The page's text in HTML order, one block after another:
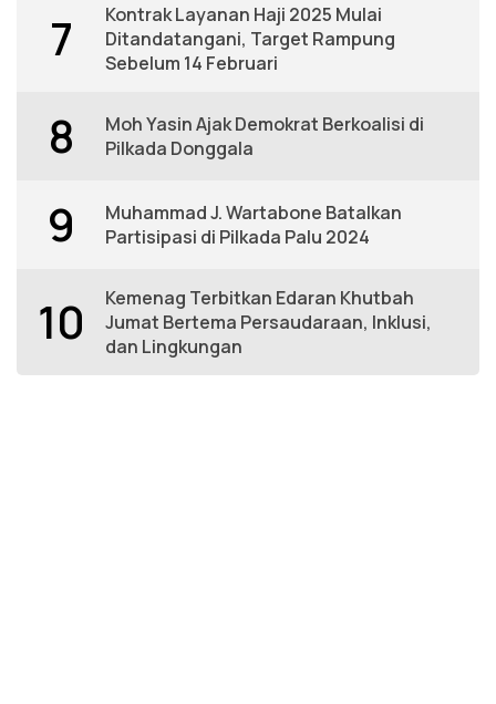
7
Kontrak Layanan Haji 2025 Mulai
Ditandatangani, Target Rampung
Sebelum 14 Februari
8
Moh Yasin Ajak Demokrat Berkoalisi di
Pilkada Donggala
9
Muhammad J. Wartabone Batalkan
Partisipasi di Pilkada Palu 2024
10
Kemenag Terbitkan Edaran Khutbah
Jumat Bertema Persaudaraan, Inklusi,
dan Lingkungan